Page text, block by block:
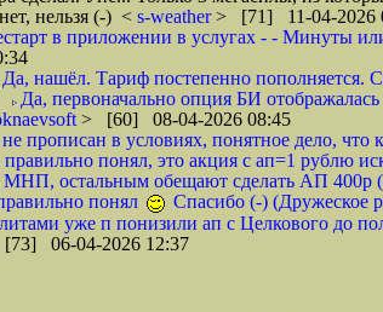
нельзя (-) < s-weather> [71] 11-04-2026
в приложении в услугах - - Минуты
Да, нашёл. Тариф постепенно пополняется.
Да, первоначально опция БИ
> [60] 08-04-2026 08:45
прописан в условиях, понятное дело, что
правильно понял, это акция с ап=1 рублю
остальным обещают сделать АП 400р
понял
Спасибо (-) (Дружеское
уже п понизили ап с Целкового до
06-04-2026 12:37